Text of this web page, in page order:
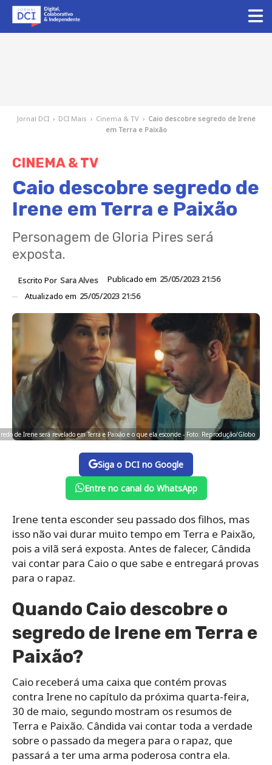
Jornal DCI › DCI Mais › Cinema & TV › Caio descobre segredo de Irene
em Terra e Paixão
CINEMA & TV
Caio descobre segredo de
Irene em Terra e Paixão
Personagem de Gloria Pires será
exposta.
Escrito Por Sara Alves Publicado em 25/05/2023 21:56
Atualizado em 25/05/2023 21:56
de Irene será revelado em Terra e Paixão e o que ela esconde - Foto: Reprodução/Globo
Siga o DCI no Google
Entre no canal do WhatsApp
Irene tenta esconder seu passado dos filhos, mas
isso não vai durar muito tempo em Terra e Paixão,
pois a vilã será exposta. Antes de falecer, Cândida
vai contar para Caio o que sabe e entregará provas
para o rapaz.
Quando Caio descobre o
segredo de Irene em Terra e
Paixão?
Caio receberá uma caixa que contém provas
contra Irene no capítulo da próxima quarta-feira,
30 de maio, segundo mostram os resumos de
Terra e Paixão. Cândida vai contar toda a verdade
sobre o passado da megera para o rapaz, que
passará a ter uma arma poderosa contra ela.